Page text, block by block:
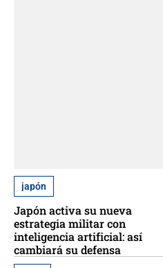
japón
Japón activa su nueva
estrategia militar con
inteligencia artificial: así
cambiará su defensa